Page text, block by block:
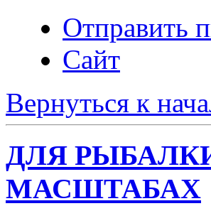
Отправить
Сайт
Вернуться к
ДЛЯ
МАСШТАБАХ